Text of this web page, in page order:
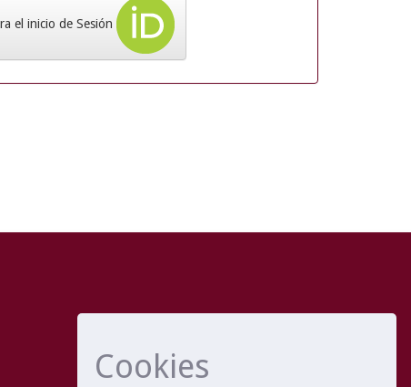
Cookies
el inicio de Sesión